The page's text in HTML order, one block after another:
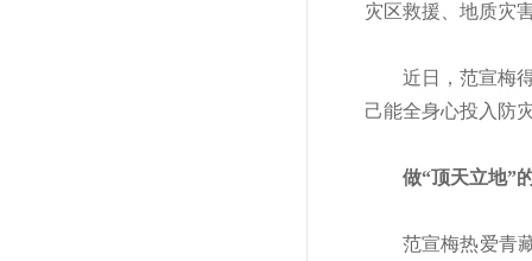
灾区救援、地质灾
近日，范宣梅
己能全身心投入防
做“顶天立地”
范宣梅热爱青